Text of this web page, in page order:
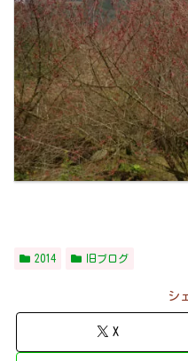
2014 旧ブログ
シ
X